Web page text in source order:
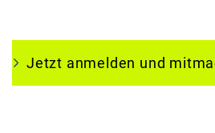
Jetzt anmelden und